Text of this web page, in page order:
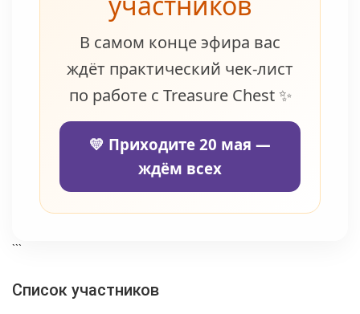
В самом конце эфира вас
ждёт практический чек-лист
по работе с Treasure Chest ✨
💛 Приходите 20 мая —
ждём всех
```
Cписок участников